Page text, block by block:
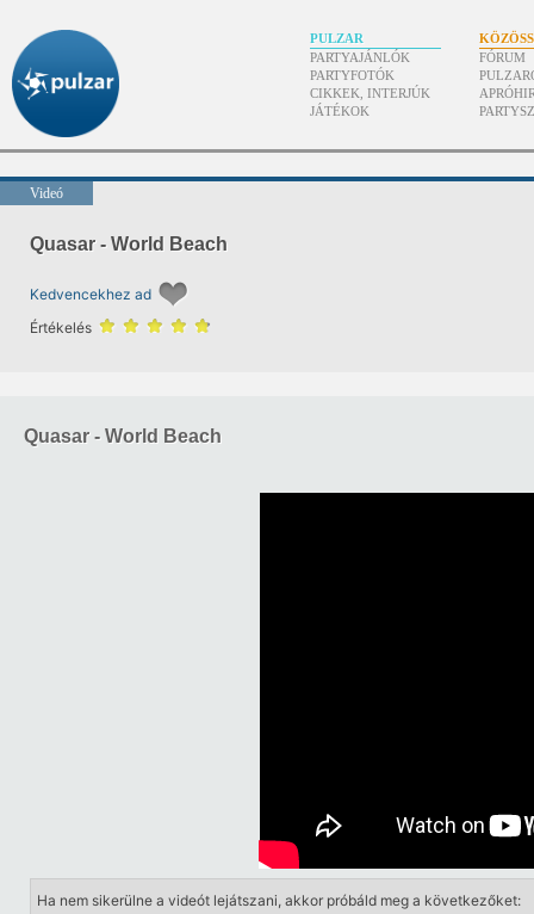
PULZAR
PARTYAJÁNLÓK
PARTYFOTÓK
CIKKEK, INTERJÚK
JÁTÉKOK
FÓRUM
Videó
Quasar - World Beach
Kedvencekhez ad
Értékelés
Quasar - World Beach
Ha nem sikerülne a videót lejátszani, akkor próbáld meg a következőket: